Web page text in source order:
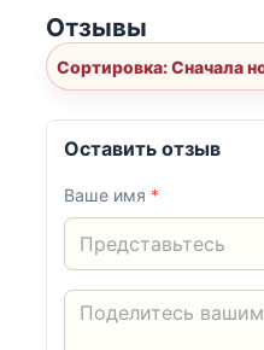
Отзывы
Сортировка:
Оставить отзыв
Ваше имя *